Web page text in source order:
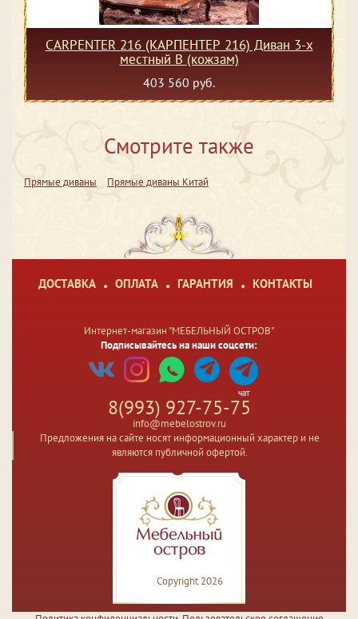
CARPENTER 216 (КАРПЕНТЕР 216) Диван 3-х
местный В (кожзам)
403 560 руб.
Смотрите также
Прямые диваны Прямые диваны Китай
ДОСТАВКА ОПЛАТА ГАРАНТИЯ КОНТАКТЫ
Интернет-магазин "МЕБЕЛЬНЫЙ ОСТРОВ"
Подписывайтесь на наши соцсети:
чат
8(993) 927-75-75
info@mebelostrov.ru
Предложения на сайте носят информационный характер и не
являются публичной офертой.
Copyright 2026